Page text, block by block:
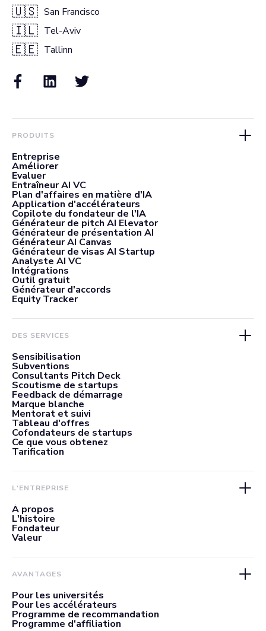
🇺🇸 San Francisco
🇮🇱 Tel-Aviv
🇪🇪 Tallinn
PRODUITS
Entreprise
Améliorer
Evaluer
Entraîneur AI VC
Plan d'affaires en matière d'IA
Application d'accélérateurs
Copilote du fondateur de l'IA
Générateur de pitch AI Elevator
Générateur de présentation AI
Générateur AI Canvas
Générateur de visas AI Startup
Analyste AI VC
Intégrations
Outil gratuit
Générateur d'accords
Equity Tracker
DES SERVICES
Sensibilisation
Subventions
Consultants Pitch Deck
Scoutisme de startups
Feedback de démarrage
Marque blanche
Mentorat et suivi
Tableau d'offres
Cofondateurs de startups
Ce que vous obtenez
Tarification
L'ENTREPRISE
À propos
L'histoire
Fondateur
Valeur
AVANTAGES
Pour les universités
Pour les accélérateurs
Programme de recommandation
Programme d'affiliation